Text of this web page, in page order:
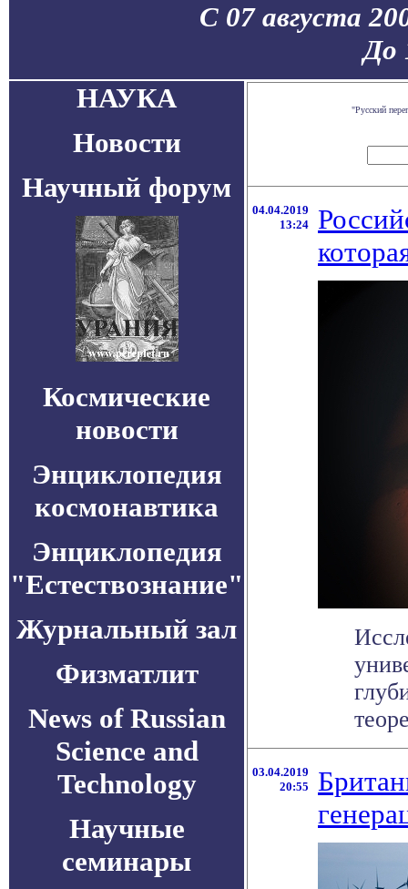
С 07 августа
До
НАУКА
Новости
Научный форум
Космические
новости
Энциклопедия
космонавтика
Энциклопедия
"Естествознание"
Журнальный зал
Физматлит
News of Russian
Science and
Technology
Научные
семинары
"Русский
04.04.2019
13:24
03.04.2019
20:55